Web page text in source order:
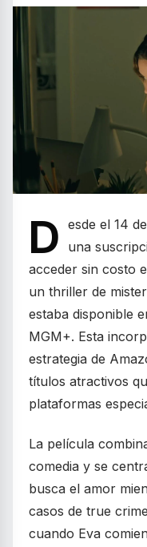
D esde el 14
una
acceder sin costo
un thriller de
estaba disponible
MGM+. Esta
estrategia de
títulos atractivos
plataformas
La película
comedia y se
busca el amor
casos de true
cuando Eva